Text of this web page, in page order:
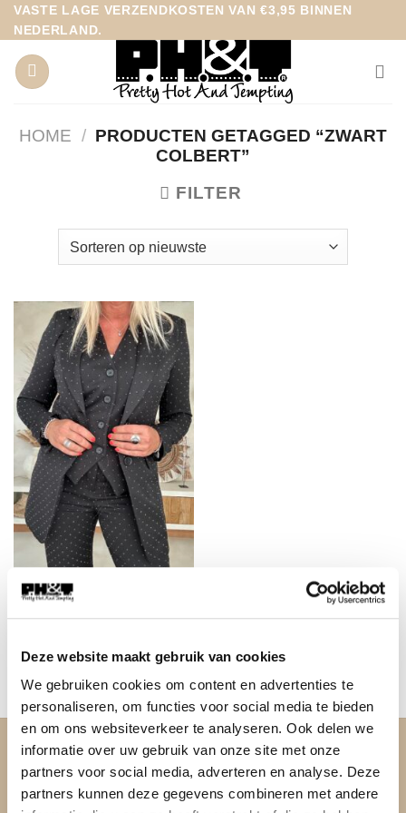
Deze website maakt gebruik van cookies
We gebruiken cookies om content en advertenties te
personaliseren, om functies voor social media te bieden
en om ons websiteverkeer te analyseren. Ook delen we
informatie over uw gebruik van onze site met onze
partners voor social media, adverteren en analyse. Deze
partners kunnen deze gegevens combineren met andere
Ga
naar
inhoud
VASTE LAGE VERZENDKOSTEN VAN €3,95 BINNEN
NEDERLAND.
HOME / PRODUCTEN GETAGGED “ZWART
COLBERT”
FILTER
BESTSELLERS
OVER PH&T